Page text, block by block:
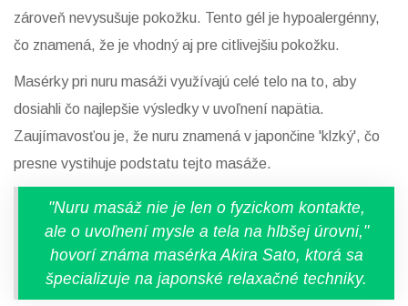
zároveň nevysušuje pokožku. Tento gél je hypoalergénny,
čo znamená, že je vhodný aj pre citlivejšiu pokožku.
Masérky pri nuru masáži využívajú celé telo na to, aby
dosiahli čo najlepšie výsledky v uvoľnení napätia.
Zaujímavosťou je, že nuru znamená v japončine 'klzký', čo
presne vystihuje podstatu tejto masáže.
"Nuru masáž nie je len o fyzickom kontakte,
ale o uvoľnení mysle a tela na hlbšej úrovni,"
hovorí známa masérka Akira Sato, ktorá sa
špecializuje na japonské relaxačné techniky.